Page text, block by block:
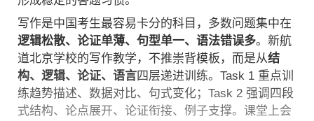
写作是中国考生最容易卡分的科目，多数问题集中在
逻辑松散、论证单薄、句型单一、语法错误多。新航
道北京学校的写作教学，不推崇背模板，而是从结
构、逻辑、论证、语言四层递进训练。Task 1 重点训
练趋势描述、数据对比、句式变化；Task 2 强调四段
式结构、论点展开、论证衔接、例子支撑。课堂上会